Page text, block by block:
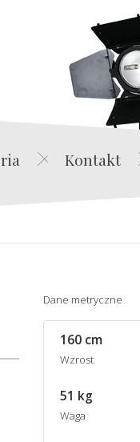
Film Agencja Aktorska
Kontakt
Dane metryczne
160 cm
Wzrost
51 kg
Waga